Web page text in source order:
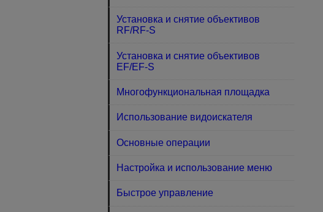
Установка и снятие объективов
RF/RF-S
Установка и снятие объективов
EF/EF-S
Многофункциональная площадка
Использование видоискателя
Основные операции
Настройка и использование меню
Быстрое управление